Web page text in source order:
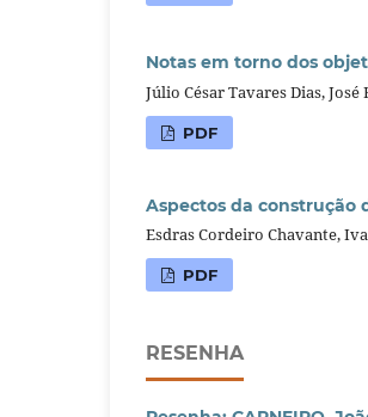
Notas em torno dos
Júlio César Tavares Dias,
PDF
Aspectos da construção
Esdras Cordeiro Chavante,
PDF
RESENHA